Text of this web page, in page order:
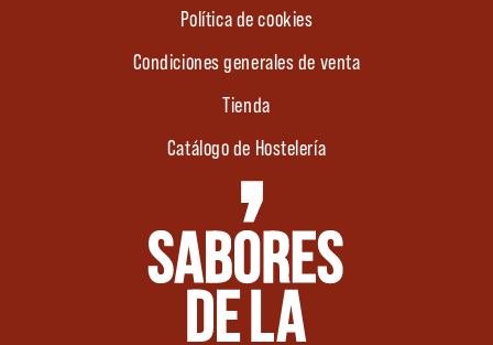
Política de cookies
Condiciones generales de venta
Tienda
Catálogo de Hostelería